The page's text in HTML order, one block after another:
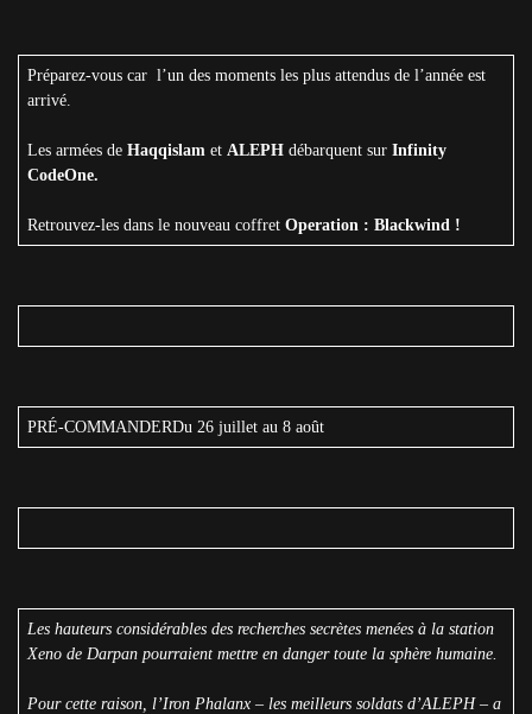
Préparez-vous car l’un des moments les plus attendus de l’année est
arrivé.
Les armées de Haqqislam et ALEPHdébarquent sur Infinity
CodeOne.
Retrouvez-les dans le nouveau coffret Operation : Blackwind !
PRÉ-COMMANDERDu 26 juillet au 8 août
Les hauteurs considérables des recherches secrètes menées à la station
Xeno de Darpan pourraient mettre en danger toute la sphère humaine.
Pour cette raison, l’Iron Phalanx – les meilleurs soldats d’ALEPH – a